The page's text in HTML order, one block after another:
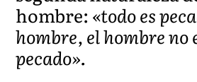
hombre: «todo es
hombre, el hombre no
pecado».